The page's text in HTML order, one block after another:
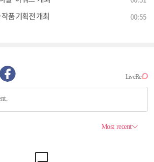
품 기획전 개최 00:55